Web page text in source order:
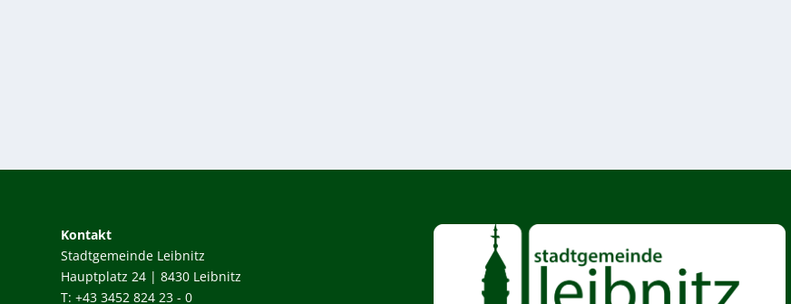
Kontakt
Stadtgemeinde Leibnitz
Hauptplatz 24 | 8430 Leibnitz
T: +43 3452 824 23 - 0